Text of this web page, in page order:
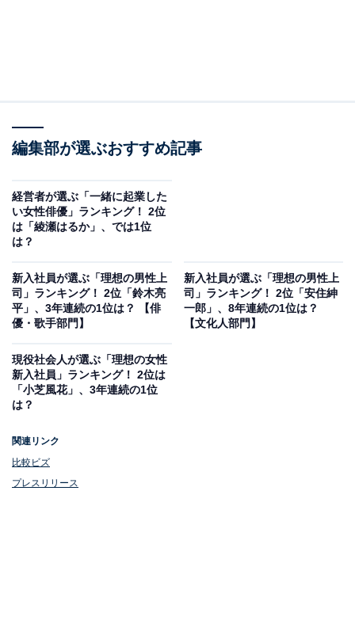
1位：阿部寛
編集部が選ぶおすすめ記事
経営者が選ぶ「一緒に起業した
い女性俳優」ランキング！ 2位
は「綾瀬はるか」、では1位
は？
新入社員が選ぶ「理想の男性上
司」ランキング！ 2位「鈴木亮
平」、3年連続の1位は？ 【俳
優・歌手部門】
新入社員が選ぶ「理想の男性上
司」ランキング！ 2位「安住紳
一郎」、8年連続の1位は？
【文化人部門】
現役社会人が選ぶ「理想の女性
新入社員」ランキング！ 2位は
「小芝風花」、3年連続の1位
は？
関連リンク
比較ビズ
プレスリリース